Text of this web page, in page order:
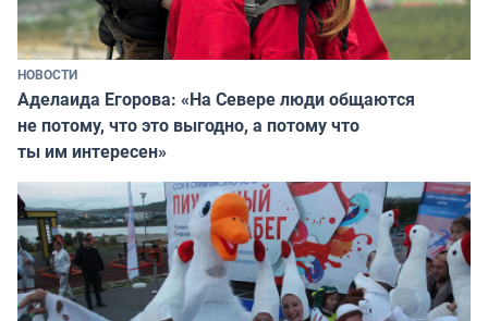
НОВОСТИ
Аделаида Егорова: «На Севере люди общаются
не потому, что это выгодно, а потому что
ты им интересен»